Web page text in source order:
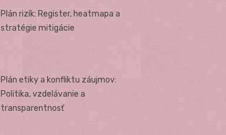
Plán rizík: Register, heatmapa a
stratégie mitigácie
Plán etiky a konfliktu záujmov:
Politika, vzdelávanie a
transparentnosť